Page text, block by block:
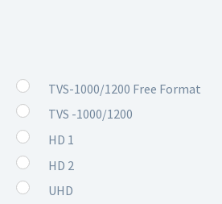
TVS-1000/1200 Free Format
TVS -1000/1200
HD 1
HD 2
UHD